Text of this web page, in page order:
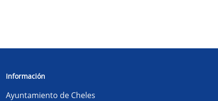
Información
Ayuntamiento de Cheles